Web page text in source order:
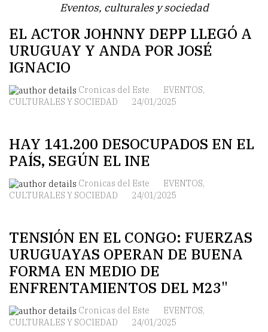
Eventos, culturales y sociedad
EL ACTOR JOHNNY DEPP LLEGÓ A
URUGUAY Y ANDA POR JOSÉ
IGNACIO
Cronicas del Este
EVENTOS,
CULTURALES Y SOCIEDAD
24/01/2025
HAY 141.200 DESOCUPADOS EN EL
PAÍS, SEGÚN EL INE
Cronicas del Este
EVENTOS,
CULTURALES Y SOCIEDAD
24/01/2025
TENSIÓN EN EL CONGO: FUERZAS
URUGUAYAS OPERAN DE BUENA
FORMA EN MEDIO DE
ENFRENTAMIENTOS DEL M23"
Cronicas del Este
EVENTOS,
CULTURALES Y SOCIEDAD
24/01/2025